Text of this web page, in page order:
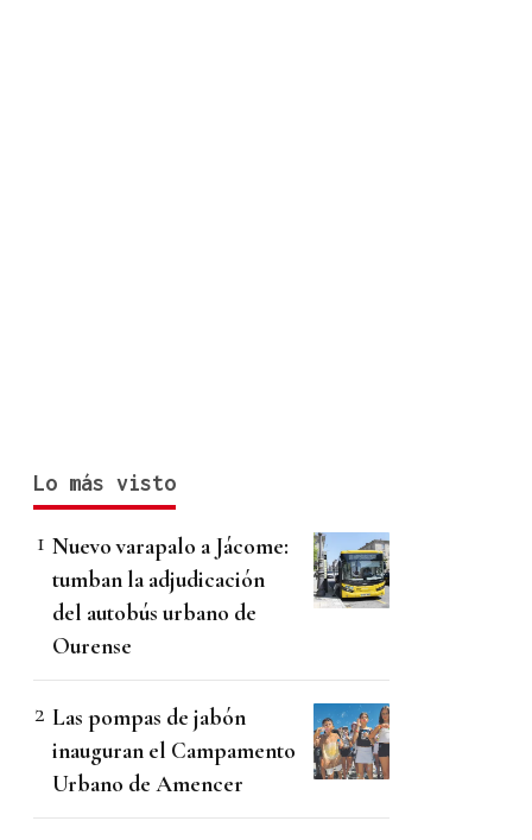
Lo más visto
Nuevo varapalo a Jácome:
tumban la adjudicación
del autobús urbano de
Ourense
Las pompas de jabón
inauguran el Campamento
Urbano de Amencer